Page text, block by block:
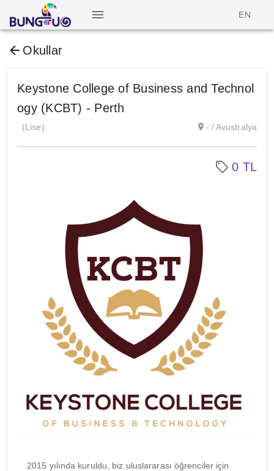
EN
Okullar
Keystone College of Business and Technol
ogy (KCBT) - Perth
(Lise) - / Avustralya
0 TL
2015 yılında kuruldu, biz uluslararası öğrenciler için